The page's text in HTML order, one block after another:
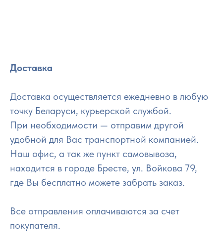
Доставка
Доставка осуществляется ежедневно в любую
точку Беларуси, курьерской службой.
При необходимости — отправим другой
удобной для Вас транспортной компанией.
Наш офис, а так же пункт самовывоза,
находится в городе Бресте, ул. Войкова 79,
где Вы бесплатно можете забрать заказ.
Все отправления оплачиваются за счет
покупателя.